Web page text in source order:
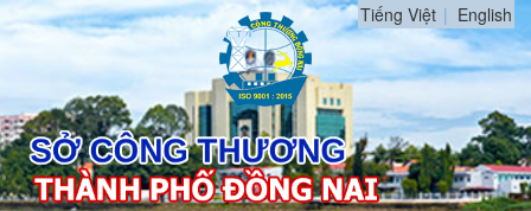
Tiếng Việt English